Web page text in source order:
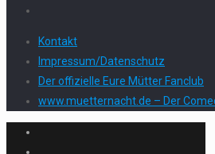
Kontakt
Impressum/Datenschutz
Der offizielle Eure Mütter Fanclub
www.muetternacht.de – Der